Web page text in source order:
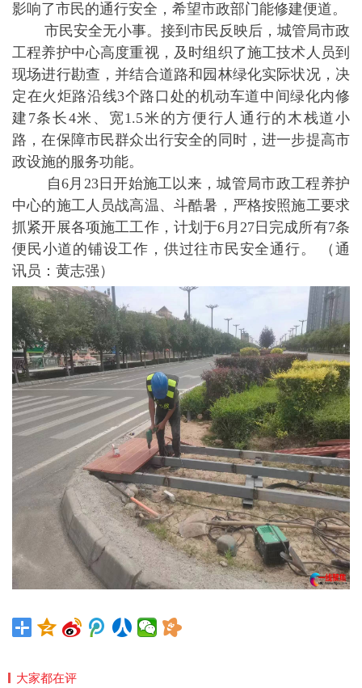
影响了市民的通行安全，希望市政部门能修建便道。
市民安全无小事。接到市民反映后，城管局市政
工程养护中心高度重视，及时组织了施工技术人员到
现场进行勘查，并结合道路和园林绿化实际状况，决
定在火炬路沿线3个路口处的机动车道中间绿化内修
建7条长4米、宽1.5米的方便行人通行的木栈道小
路，在保障市民群众出行安全的同时，进一步提高市
政设施的服务功能。
自6月23日开始施工以来，城管局市政工程养护
中心的施工人员战高温、斗酷暑，严格按照施工要求
抓紧开展各项施工工作，计划于6月27日完成所有7条
便民小道的铺设工作，供过往市民安全通行。 （通
讯员：黄志强）
大家都在评